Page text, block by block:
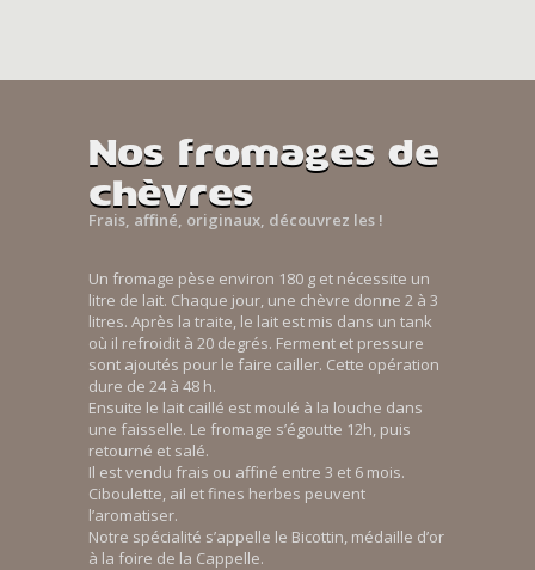
Nos fromages de
chèvres
Frais, affiné, originaux, découvrez les !
Un fromage pèse environ 180 g et nécessite un
litre de lait. Chaque jour, une chèvre donne 2 à 3
litres. Après la traite, le lait est mis dans un tank
où il refroidit à 20 degrés. Ferment et pressure
sont ajoutés pour le faire cailler. Cette opération
dure de 24 à 48 h.
Ensuite le lait caillé est moulé à la louche dans
une faisselle. Le fromage s’égoutte 12h, puis
retourné et salé.
Il est vendu frais ou affiné entre 3 et 6 mois.
Ciboulette, ail et fines herbes peuvent
l’aromatiser.
Notre spécialité s’appelle le Bicottin, médaille d’or
à la foire de la Cappelle.